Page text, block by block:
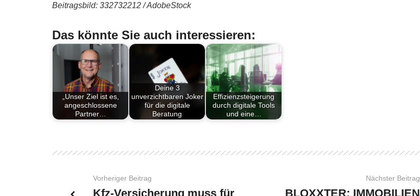
Beitragsbild: 332732212 / AdobeStock
Das könnte Sie auch interessieren:
„Unser Ziel ist es,
angeschlossene
Partner…
Deine 3
unverzichtbaren Joker
für die digitale
Beratung
Effizienzsteigerung
durch digitale Tools
und eine…
Vorheriger Beitrag
Kfz-Versicherung muss für
Nächster Beitrag
BLOXXTER: IMMOBILIEN